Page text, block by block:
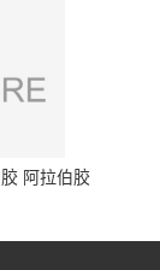
阿拉伯胶